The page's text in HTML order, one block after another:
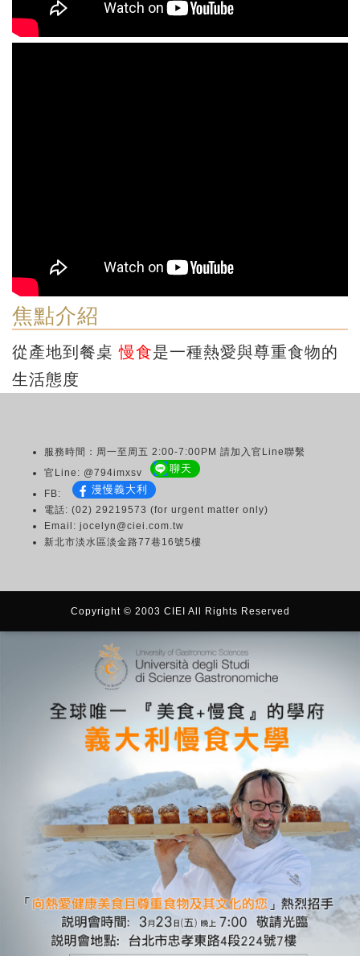
焦點介紹
從產地到餐桌慢食是一種熱愛與尊重食物的
生活態度
服務時間：周一至周五 2:00-7:00PM 請加入官Line聯繫
官Line: @794imxsv
聊天
FB: 漫慢義大利
電話: (02) 29219573 (for urgent matter only)
Email: jocelyn@ciei.com.tw
新北市淡水區淡金路77巷16號5樓
Copyright © 2003 CIEI All Rights Reserved